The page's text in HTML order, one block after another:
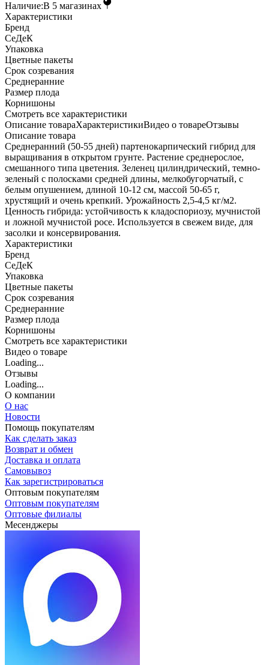
Наличие:В 5 магазинах
Характеристики
Бренд
СеДеК
Упаковка
Цветные пакеты
Срок созревания
Среднеранние
Размер плода
Корнишоны
Cмотреть все характеристики
Описание товараХарактеристикиВидео о товареОтзывы
Описание товара
Среднеранний (50-55 дней) партенокарпический гибрид для
выращивания в открытом грунте. Растение среднерослое,
смешанного типа цветения. Зеленец цилиндрический, темно-
зеленый с полосками средней длины, мелкобугорчатый, с
белым опушением, длиной 10-12 см, массой 50-65 г,
хрустящий и очень крепкий. Урожайность 2,5-4,5 кг/м2.
Ценность гибрида: устойчивость к кладоспориозу, мучнистой
и ложной мучнистой росе. Используется в свежем виде, для
засолки и консервирования.
Характеристики
Бренд
СеДеК
Упаковка
Цветные пакеты
Срок созревания
Среднеранние
Размер плода
Корнишоны
Cмотреть все характеристики
Видео о товаре
Loading...
Отзывы
Loading...
О компании
О нас
Новости
Помощь покупателям
Как сделать заказ
Возврат и обмен
Доставка и оплата
Самовывоз
Как зарегистрироваться
Оптовым покупателям
Оптовым покупателям
Оптовые филиалы
Месенджеры